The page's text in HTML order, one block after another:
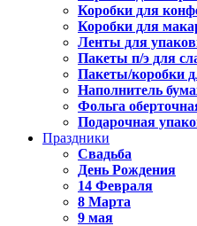
Коробки для
Коробки для
Ленты для
Пакеты п/э для
Пакеты/коробки
Наполнитель
Фольга
Подарочная
Праздники
Свадьба
День Рождения
14 Февраля
8 Марта
9 мая